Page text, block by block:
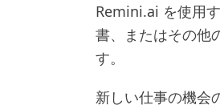
Remini.ai を使用
書、またはその他
す。
新しい仕事の機会